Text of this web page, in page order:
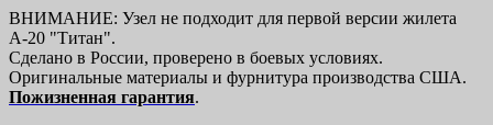
ВНИМАНИЕ: Узел не подходит для первой версии жилета
А-20 "Титан".
Сделано в России, проверено в боевых условиях.
Оригинальные материалы и фурнитура производства США.
Пожизненная гарантия.